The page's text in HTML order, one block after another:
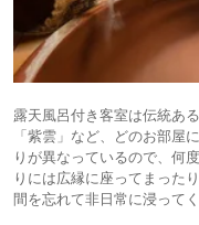
露天風呂付き客室は伝統あ
「紫雲」など、どのお部屋
りが異なっているので、何
りには広縁に座ってまった
間を忘れて非日常に浸ってく